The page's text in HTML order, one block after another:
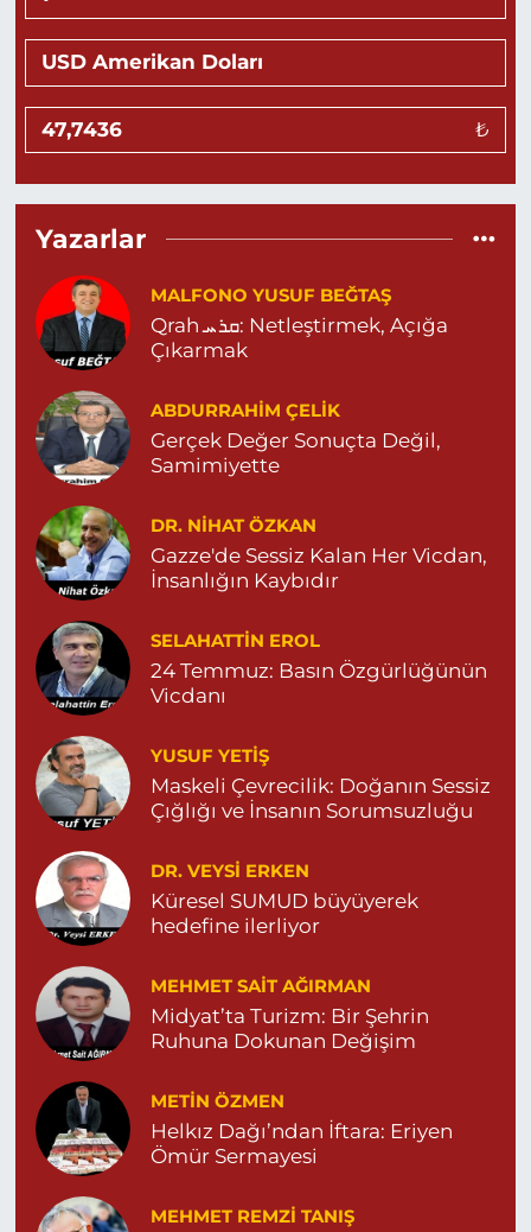
Kosar Eczanesi
İPEK MAHALLESİ ALİ ERTAŞ CADDESİ NO:53 ALİ ERTAŞ CD.
ALTIN AVM AŞAĞISI 18 NOLU ASM KARŞISI 04823122574
0 (482) 312 25 74
Değer Eczanesi
BLOK NO:10 II NUSAYBİN DEVLET HASTANESİ KARŞISI
0 (482) 415 18 18 Yol Tarifi Al
Parlak Eczanesi
GÜNDOĞAN MAHALLE STAD CADE NO:26 A 04825022144
0 (482) 502 21 44 Yol Tarifi Al
Yeni Şifa Eczanesi
13 MART MAHALLESİ ŞEHİT M.REMZİ YERSEL CADDESİ NO:3
G ÖZEL MARDİN PARK HASTANESİ KARŞISI 04822131171
0 (482) 213 11 71 Yol Tarifi Al
Serhat Eczanesi
ZEYTİNPINAR MAH.ROJ CAD. DEVLET HASTANESİ KARŞISI
NO:11 04822513006
0 (482) 251 30 06
Çınarbaş Eczanesi
BAHÇEBAŞI MAHALLESİ HANSEHATUN CADDE NO:120 C
04825911015
0 (482) 591 10 15 Yol Tarifi Al
Şahin Eczanesi
05551514905
0 (555) 151 49 05 Yol Tarifi Al
Özdemir Eczanesi
YENİ MAHALLE 3086 SOKAK NO:4 3 04825413121
0 (482) 541 31 21 Yol Tarifi Al
₺
Yazarlar
MALFONO YUSUF BEĞTAŞ
Qrah ܩܪܚ: Netleştirmek, Açığa
Çıkarmak
ABDURRAHIM ÇELİK
Gerçek Değer Sonuçta Değil,
Samimiyette
DR. NIHAT ÖZKAN
Gazze'de Sessiz Kalan Her Vicdan,
İnsanlığın Kaybıdır
SELAHATTIN EROL
24 Temmuz: Basın Özgürlüğünün
Vicdanı
YUSUF YETİŞ
Maskeli Çevrecilik: Doğanın Sessiz
Çığlığı ve İnsanın Sorumsuzluğu
DR. VEYSI ERKEN
Küresel SUMUD büyüyerek
hedefine ilerliyor
MEHMET SAIT AĞIRMAN
Midyat’ta Turizm: Bir Şehrin
Ruhuna Dokunan Değişim
METIN ÖZMEN
Helkız Dağı’ndan İftara: Eriyen
Ömür Sermayesi
MEHMET REMZI TANIŞ